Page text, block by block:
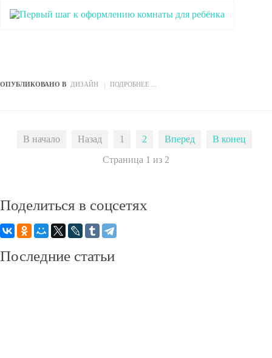
ОПУБЛИКОВАНО В ДИЗАЙН ПОДРОБНЕЕ ...
В начало Назад 1 2 Вперед
В конец
Страница 1 из 2
Поделиться в соцсетях
Последние статьи